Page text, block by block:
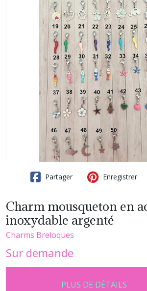
Partager Enregistrer
Charm mousqueton en
inoxydable argenté
Charms Breloques
Sur demande
PLUS DE DÉTAILS